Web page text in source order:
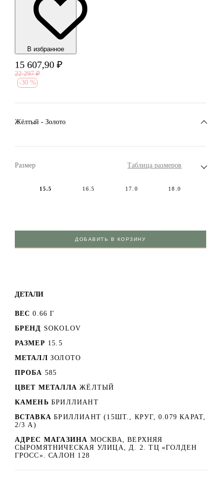
В избранноe
15 607,90 ₽
22 297 ₽
-30 %
Жёлтый - Золото
Размер Таблица размеров
15.5 16.5 17.0 18.0
ДОБАВИТЬ В КОРЗИНУ
ДЕТАЛИ
ВЕС 0.66 Г
БРЕНД SOKOLOV
РАЗМЕР 15.5
МЕТАЛЛ ЗОЛОТО
ПРОБА 585
ЦВЕТ МЕТАЛЛА ЖЁЛТЫЙ
КАМЕНЬ БРИЛЛИАНТ
ВСТАВКА БРИЛЛИАНТ (15ШТ., КРУГ, 0.079 КАРАТ,
2/3 А)
АДРЕС МАГАЗИНА МОСКВА, ВЕРХНЯЯ
СЫРОМЯТНИЧЕСКАЯ УЛИЦА, Д. 2. ТЦ «ГОЛДЕН
ГРОСС». САЛОН 128